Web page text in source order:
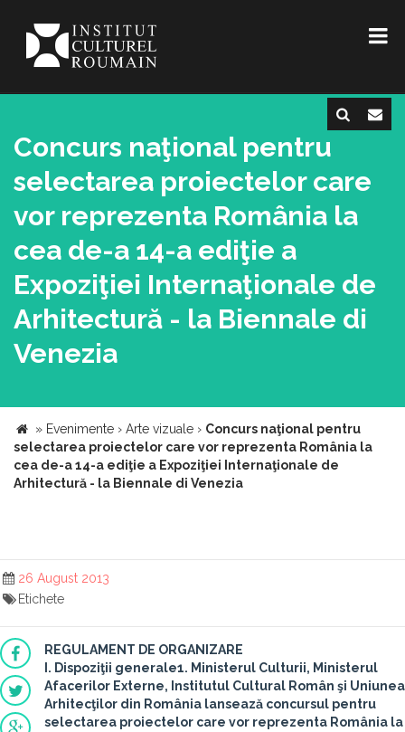
Concurs naţional pentru
selectarea proiectelor care
vor reprezenta România la
cea de-a 14-a ediţie a
Expoziţiei Internaţionale de
Arhitectură - la Biennale di
Venezia
» Evenimente › Arte vizuale › Concurs naţional pentru
selectarea proiectelor care vor reprezenta România la
cea de-a 14-a ediţie a Expoziţiei Internaţionale de
Arhitectură - la Biennale di Venezia
26 August 2013
Etichete
REGULAMENT DE ORGANIZARE
I. Dispoziţii generale1. Ministerul Culturii, Ministerul
Afacerilor Externe, Institutul Cultural Român şi Uniunea
Arhitecţilor din România lansează concursul pentru
selectarea proiectelor care vor reprezenta România la